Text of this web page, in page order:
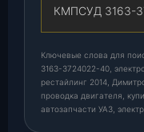
КМПСУД 3163-
Ключевые слова для
3163-3724022-40,
рестайлинг 2014,
проводка двигателя,
автозапчасти УАЗ,